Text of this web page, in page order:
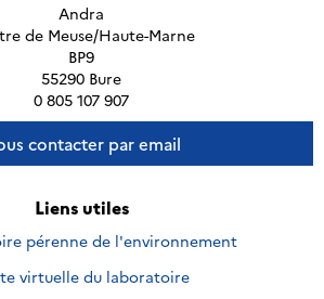
Andra
de Meuse/Haute-Marne
BP9
55290 Bure
0 805 107 907
contacter par email
Liens utiles
pérenne de l'environnement
virtuelle du laboratoire